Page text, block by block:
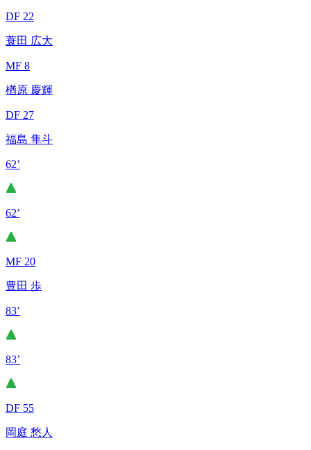
DF 22
蓑田 広大
MF 8
楢原 慶輝
DF 27
福島 隼斗
62’
62’
MF 20
豊田 歩
83’
83’
DF 55
岡庭 愁人